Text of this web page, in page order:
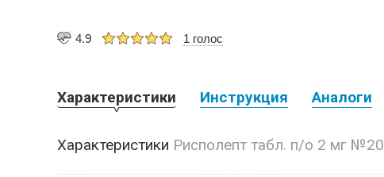
4.9 1 голос
Характеристики Инструкция Аналоги
Характеристики Рисполепт табл. п/о 2 мг №20